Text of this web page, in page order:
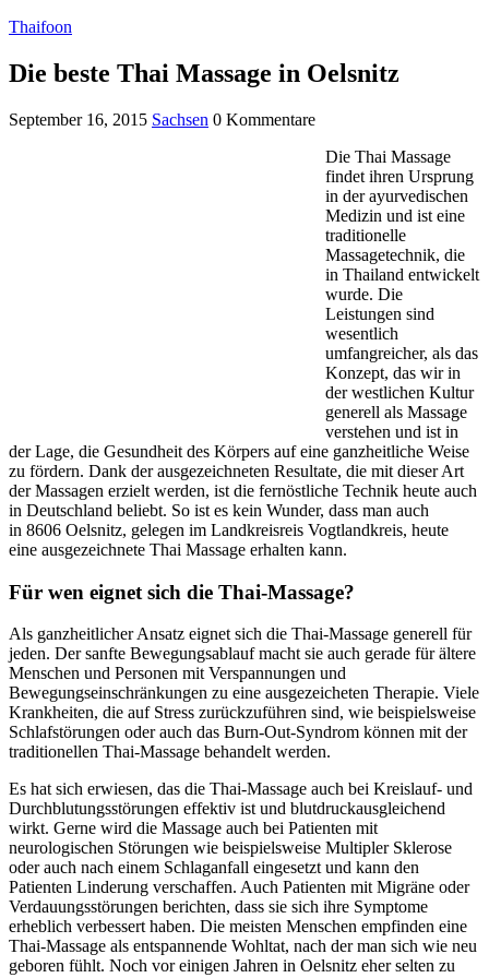
Thaifoon
Die beste Thai Massage in Oelsnitz
September 16, 2015 Sachsen 0 Kommentare
Die Thai Massage
findet ihren Ursprung
in der ayurvedischen
Medizin und ist eine
traditionelle
Massagetechnik, die
in Thailand entwickelt
wurde. Die
Leistungen sind
wesentlich
umfangreicher, als das
Konzept, das wir in
der westlichen Kultur
generell als Massage
verstehen und ist in
der Lage, die Gesundheit des Körpers auf eine ganzheitliche Weise
zu fördern. Dank der ausgezeichneten Resultate, die mit dieser Art
der Massagen erzielt werden, ist die fernöstliche Technik heute auch
in Deutschland beliebt. So ist es kein Wunder, dass man auch
in 8606 Oelsnitz, gelegen im Landkreisreis Vogtlandkreis, heute
eine ausgezeichnete Thai Massage erhalten kann.
Für wen eignet sich die Thai-Massage?
Als ganzheitlicher Ansatz eignet sich die Thai-Massage generell für
jeden. Der sanfte Bewegungsablauf macht sie auch gerade für ältere
Menschen und Personen mit Verspannungen und
Bewegungseinschränkungen zu eine ausgezeicheten Therapie. Viele
Krankheiten, die auf Stress zurückzuführen sind, wie beispielsweise
Schlafstörungen oder auch das Burn-Out-Syndrom können mit der
traditionellen Thai-Massage behandelt werden.
Es hat sich erwiesen, das die Thai-Massage auch bei Kreislauf- und
Durchblutungsstörungen effektiv ist und blutdruckausgleichend
wirkt. Gerne wird die Massage auch bei Patienten mit
neurologischen Störungen wie beispielsweise Multipler Sklerose
oder auch nach einem Schlaganfall eingesetzt und kann den
Patienten Linderung verschaffen. Auch Patienten mit Migräne oder
Verdauungsstörungen berichten, dass sie sich ihre Symptome
erheblich verbessert haben. Die meisten Menschen empfinden eine
Thai-Massage als entspannende Wohltat, nach der man sich wie neu
geboren fühlt. Noch vor einigen Jahren in Oelsnitz eher selten zu